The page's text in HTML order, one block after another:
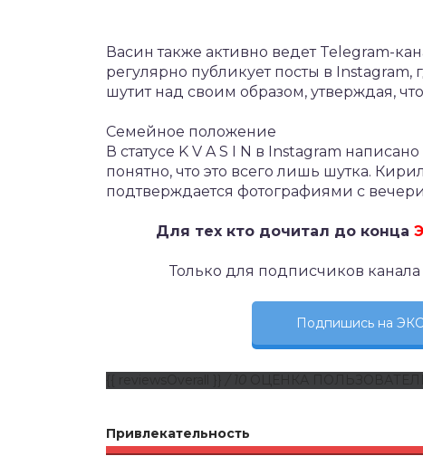
Васин также активно ведет Telegram-
регулярно публикует посты в Instagram,
шутит над своим образом, утверждая,
Семейное положение
В статусе K V A S I N в Instagram
понятно, что это всего лишь шутка.
подтверждается фотографиями с
Для тех кто дочитал до конца
Только для подписчиков
Подпишись на
Привлекательность